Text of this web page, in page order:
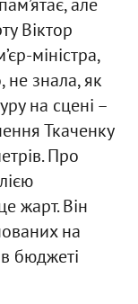
Віктор
міністра,
знала, як
на сцені –
Ткаченку
Про
жарт. Він
на
бюджеті